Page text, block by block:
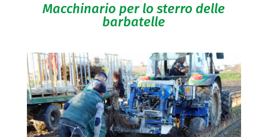
Macchinario per lo sterro delle
barbatelle